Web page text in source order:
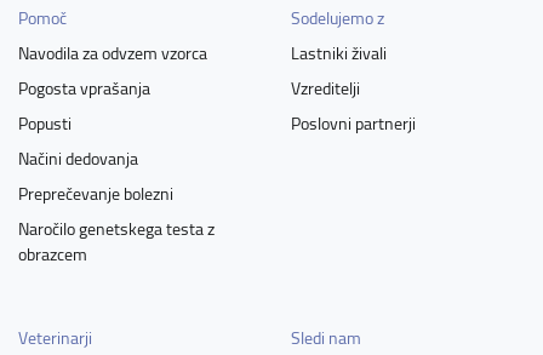
Pomoč
Navodila za odvzem vzorca
Pogosta vprašanja
Popusti
Načini dedovanja
Preprečevanje bolezni
Naročilo genetskega testa z
obrazcem
Sodelujemo z
Lastniki živali
Vzreditelji
Poslovni partnerji
Veterinarji
Sledi nam